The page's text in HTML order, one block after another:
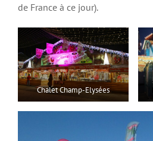
de France à ce jour).
Chalet Champ-Elysées